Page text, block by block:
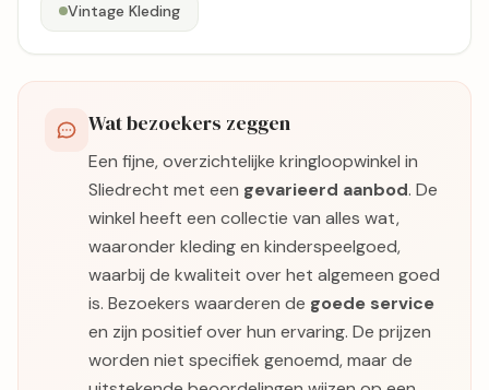
Vintage Kleding
Wat bezoekers zeggen
Een fijne, overzichtelijke kringloopwinkel in
Sliedrecht met een gevarieerd aanbod. De
winkel heeft een collectie van alles wat,
waaronder kleding en kinderspeelgoed,
waarbij de kwaliteit over het algemeen goed
is. Bezoekers waarderen de goede service
en zijn positief over hun ervaring. De prijzen
worden niet specifiek genoemd, maar de